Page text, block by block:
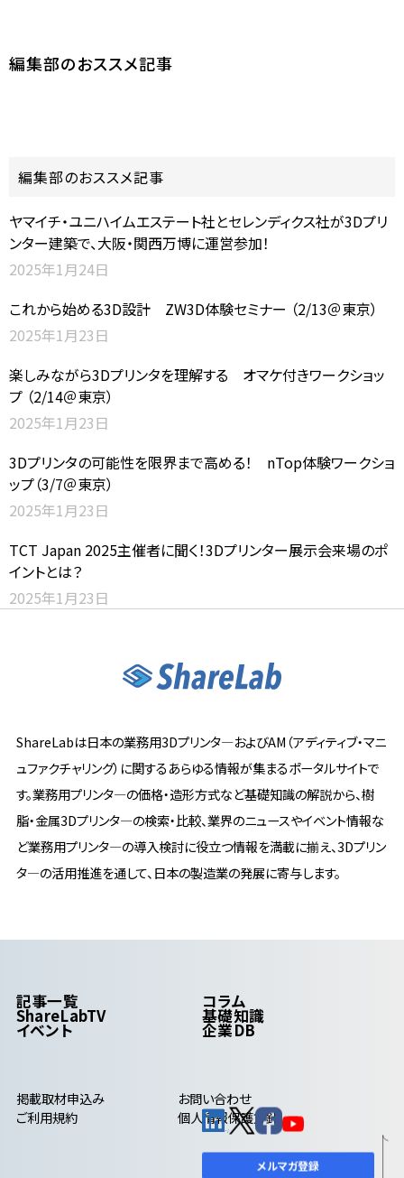
編集部のおススメ記事
編集部のおススメ記事
ヤマイチ・ユニハイムエステート社とセレンディクス社が3Dプリ
ンター建築で、大阪・関西万博に運営参加！
2025年1月24日
これから始める3D設計 ZW3D体験セミナー （2/13＠東京）
2025年1月23日
楽しみながら3Dプリンタを理解する オマケ付きワークショッ
プ （2/14＠東京）
2025年1月23日
3Dプリンタの可能性を限界まで高める！ nTop体験ワークショ
ップ（3/7＠東京）
2025年1月23日
TCT Japan 2025主催者に聞く！3Dプリンター展示会来場のポ
イントとは？
2025年1月23日
ShareLabは日本の業務用3Dプリンタ―およびAM（アディティブ・マニ
ュファクチャリング）に関するあらゆる情報が集まるポータルサイトで
す。業務用プリンタ―の価格・造形方式など基礎知識の解説から、樹
脂・金属3Dプリンタ―の検索・比較、業界のニュースやイベント情報な
ど業務用プリンタ―の導入検討に役立つ情報を満載に揃え、3Dプリン
タ―の活用推進を通して、日本の製造業の発展に寄与します。
記事一覧 コラム
ShareLabTV 基礎知識
イベント 企業DB
メルマガ登録
掲載取材申込み
お問い合わせ
ご利用規約
個人情報保護方針